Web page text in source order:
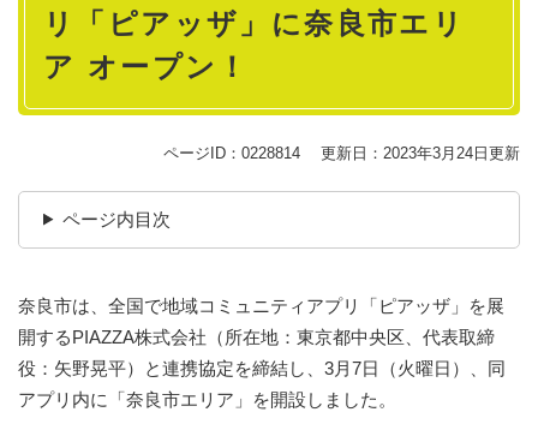
リ「ピアッザ」に奈良市エリ
ア オープン！
ページID：0228814 更新日：2023年3月24日更新
ページ内目次
奈良市は、全国で地域コミュニティアプリ「ピアッザ」を展
開するPIAZZA株式会社（所在地：東京都中央区、代表取締
役：矢野晃平）と連携協定を締結し、3月7日（火曜日）、同
アプリ内に「奈良市エリア」を開設しました。